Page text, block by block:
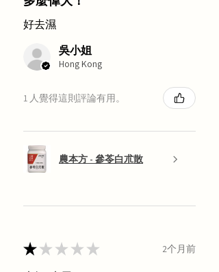
好去濕
吳小姐
Hong Kong
1 人覺得這則評論有用。
農本方 - 參苓白朮散
★★★★★ 2个月前